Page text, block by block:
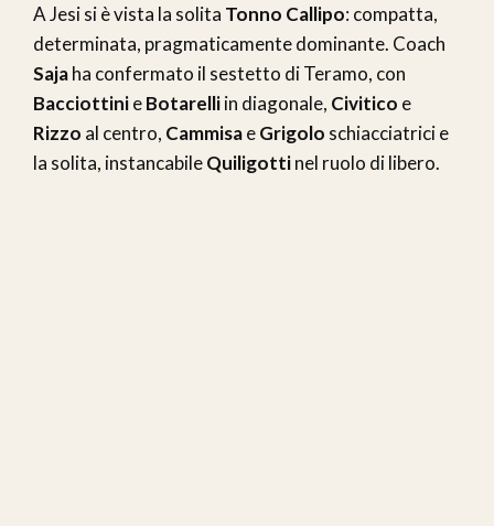
A Jesi si è vista la solita Tonno Callipo: compatta,
determinata, pragmaticamente dominante. Coach
Sajaha confermato il sestetto di Teramo, con
BacciottinieBotarelliin diagonale, Civitico e
Rizzo al centro, CammisaeGrigolo schiacciatrici e
la solita, instancabileQuiligottinel ruolo di libero.